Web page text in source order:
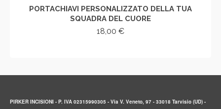
PORTACHIAVI PERSONALIZZATO DELLA TUA
SQUADRA DEL CUORE
18,00 €
PIRKER INCISIONI - P. IVA 02315990305 - Via V. Veneto, 97 - 33018 Tarvisio (UD) -